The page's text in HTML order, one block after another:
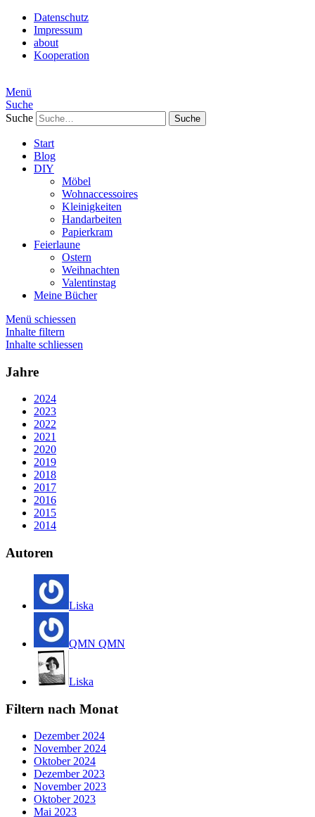
Datenschutz
Impressum
about
Kooperation
Menü
Suche
Suche
Start
Blog
DIY
Möbel
Wohnaccessoires
Kleinigkeiten
Handarbeiten
Papierkram
Feierlaune
Ostern
Weihnachten
Valentinstag
Meine Bücher
Menü schiessen
Inhalte filtern
Inhalte schliessen
Jahre
2024
2023
2022
2021
2020
2019
2018
2017
2016
2015
2014
Autoren
Liska
QMN QMN
Liska
Filtern nach Monat
Dezember 2024
November 2024
Oktober 2024
Dezember 2023
November 2023
Oktober 2023
Mai 2023